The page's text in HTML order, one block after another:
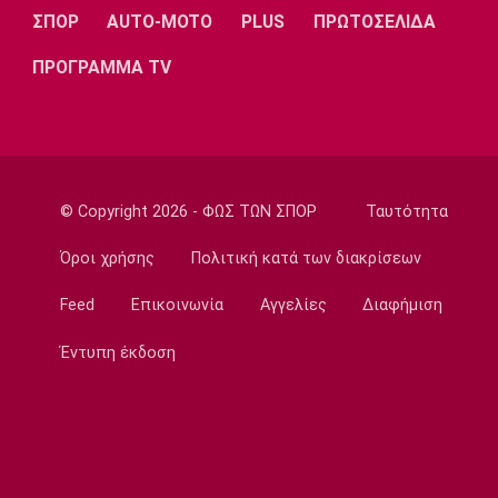
20:45
Ποδόσφαιρο - Διεθνή
Διαψεύδει ο Ινφαντίνο τις καταγγελίες
Super League 1
Ατρόμητος: Επαγγελματικό συμβόλαιο για
20:15
ΣΠΟΡ AUTO-MOTO PLUS ΠΡΩΤΟΣΕΛΙΔΑ
ΠΡΟΓΡΑΜΜΑ TV
© Copyright 2026 - ΦΩΣ ΤΩΝ ΣΠΟΡ Ταυτότητα
Όροι χρήσης Πολιτική κατά των διακρίσεων
Feed Επικοινωνία Αγγελίες Διαφήμιση
Έντυπη έκδοση